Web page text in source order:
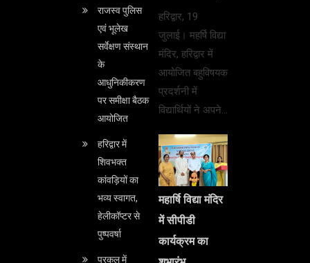
राजस्व पुलिस
एवं भूलेख
सर्वेक्षण संस्थान
के
आधुनिकीकरण
पर समीक्षा बैठक
आयोजित
हरिद्वार में
शिवभक्त
कांवड़ियों का
भव्य स्वागत,
हेलीकॉप्टर से
पुष्पवर्षा
पुरकुल में
हरिद्वार, 19
जुलाई। महर्षि विद्या
मंदिर, हरिद्वार में
आयोजित बहुविषयक
प्रदर्शनी में
विद्यार्थियों ने अपने…
महार्षि विद्या मंदिर
में सीपीडी
कार्यक्रम का